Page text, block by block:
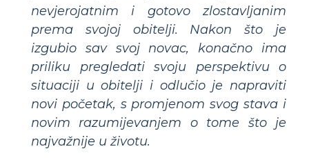
nevjerojatnim i gotovo zlostavljanim
prema svojoj obitelji. Nakon što je
izgubio sav svoj novac, konačno ima
priliku pregledati svoju perspektivu o
situaciji u obitelji i odlučio je napraviti
novi početak, s promjenom svog stava i
novim razumijevanjem o tome što je
najvažnije u životu.